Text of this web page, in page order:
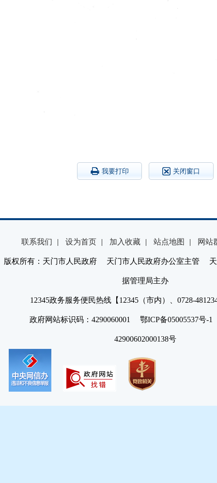
我要打印 关闭窗口
联系我们 | 设为首页 | 加入收藏 | 站点地图 | 网站
版权所有：天门市人民政府 天门市人民政府办公室主管 天
据管理局主办
12345政务服务便民热线【12345（市内）、0728-
政府网站标识码：4290060001 鄂ICP备05005537号
42900602000138号